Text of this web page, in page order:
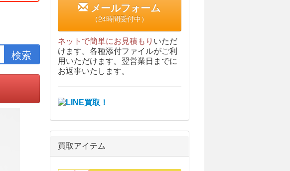
メールフォーム
（24時間受付中）
ネットで簡単にお見積もり いただ
けます。各種添付ファイルがご利
用いただけます。翌営業日までに
お返事いたします。
買取アイテム